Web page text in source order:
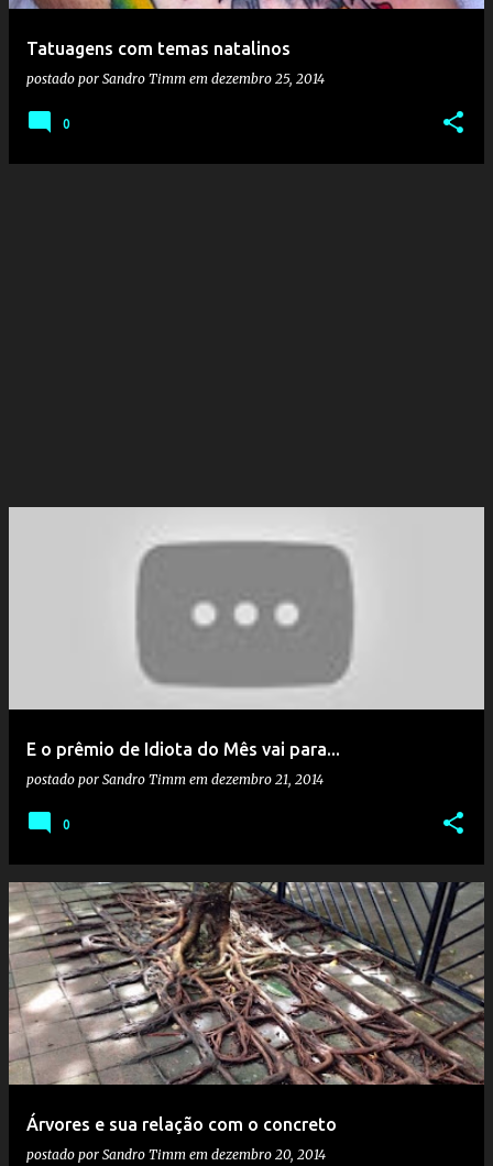
Tatuagens com temas natalinos
postado por Sandro Timm em dezembro 25, 2014
0
E o prêmio de Idiota do Mês vai para...
postado por Sandro Timm em dezembro 21, 2014
0
Árvores e sua relação com o concreto
postado por Sandro Timm em dezembro 20, 2014